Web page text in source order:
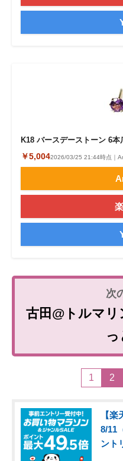
K18 バースデーストーン 6本
￥5,0042026/03/25 21:44時点｜
古田@トルマ
っ
1 2
【
8/11
ント